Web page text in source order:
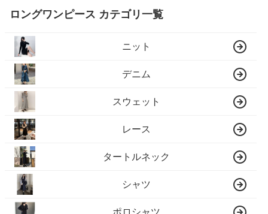
ロングワンピース カテゴリ一覧
ニット
デニム
スウェット
レース
タートルネック
シャツ
ポロシャツ